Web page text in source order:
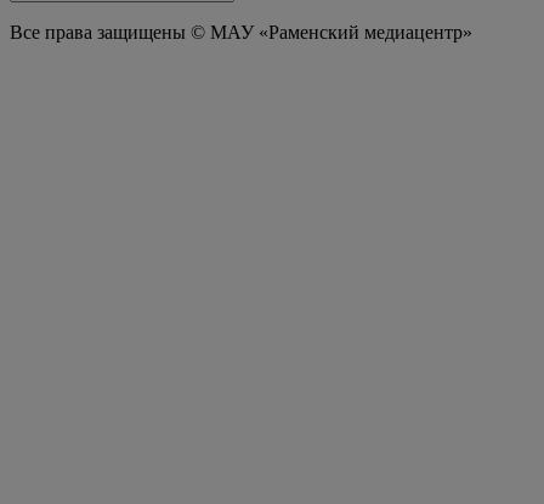
Все права защищены © МАУ «Раменский медиацентр»